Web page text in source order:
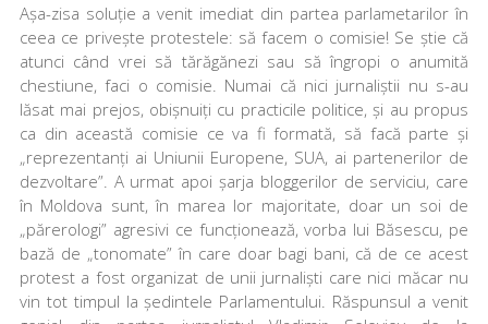
Așa-zisa soluție a venit imediat din partea parlametarilor în
ceea ce privește protestele: să facem o comisie! Se știe că
atunci când vrei să tărăgănezi sau să îngropi o anumită
chestiune, faci o comisie. Numai că nici jurnaliștii nu s-au
lăsat mai prejos, obișnuiți cu practicile politice, și au propus
ca din această comisie ce va fi formată, să facă parte și
„reprezentanți ai Uniunii Europene, SUA, ai partenerilor de
dezvoltare”. A urmat apoi șarja bloggerilor de serviciu, care
în Moldova sunt, în marea lor majoritate, doar un soi de
„părerologi” agresivi ce funcționează, vorba lui Băsescu, pe
bază de „tonomate” în care doar bagi bani, că de ce acest
protest a fost organizat de unii jurnaliști care nici măcar nu
vin tot timpul la ședintele Parlamentului. Răspunsul a venit